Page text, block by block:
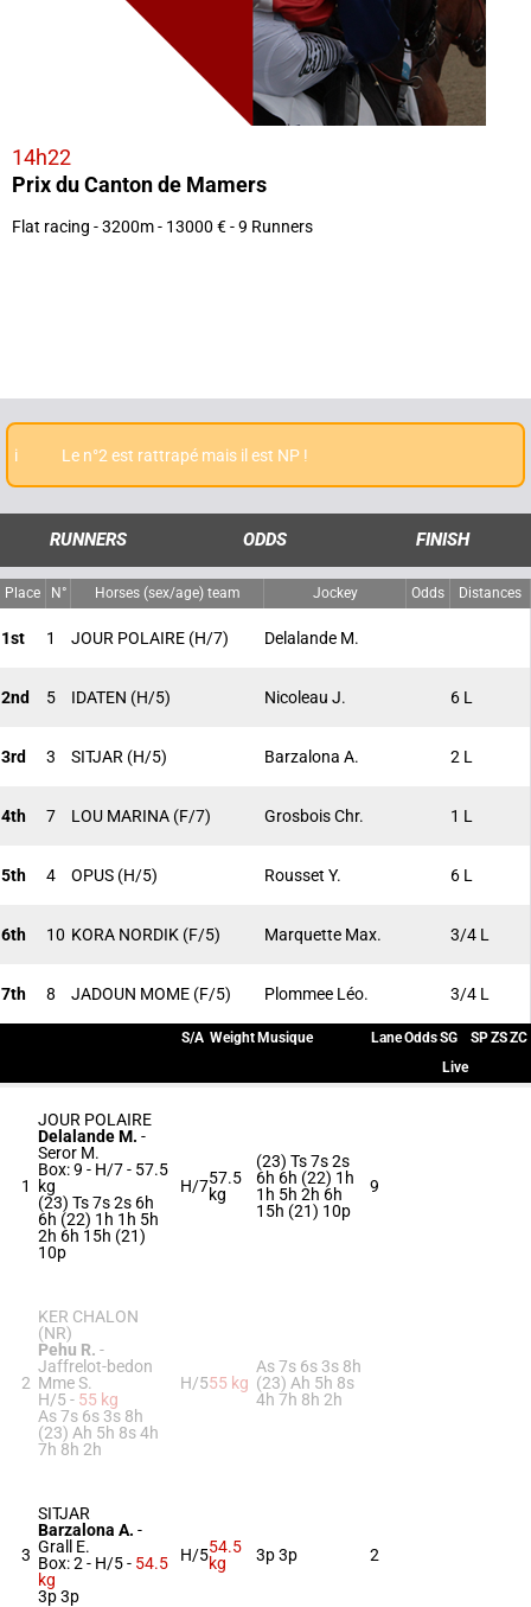
14h22
Prix du Canton de Mamers
Flat racing - 3200m - 13000 € - 9 Runners
i Le n°2 est rattrapé mais il est NP !
RUNNERS ODDS FINISH
Place N° Horses (sex/age) team Jockey Odds Distances
1st 1 JOUR POLAIRE (H/7) Delalande M.
2nd 5 IDATEN (H/5) Nicoleau J. 6 L
3rd 3 SITJAR (H/5) Barzalona A. 2 L
4th 7 LOU MARINA (F/7) Grosbois Chr. 1 L
5th 4 OPUS (H/5) Rousset Y. 6 L
6th 10 KORA NORDIK (F/5) Marquette Max. 3/4 L
7th 8 JADOUN MOME (F/5) Plommee Léo. 3/4 L
S/A Weight Musique LaneOddsSG SPZSZC
Live
1
JOUR POLAIRE
Delalande M. -
Seror M.
Box: 9 - H/7 - 57.5
kg
(23) Ts 7s 2s 6h
6h (22) 1h 1h 5h
2h 6h 15h (21)
10p
H/757.5
kg
(23) Ts 7s 2s
6h 6h (22) 1h
1h 5h 2h 6h
15h (21) 10p
9
2
KER CHALON
(NR)
Pehu R. -
Jaffrelot-bedon
Mme S.
H/5 - 55 kg
As 7s 6s 3s 8h
(23) Ah 5h 8s 4h
7h 8h 2h
H/555 kg
As 7s 6s 3s 8h
(23) Ah 5h 8s
4h 7h 8h 2h
3
SITJAR
Barzalona A. -
Grall E.
Box: 2 - H/5 - 54.5
kg
3p 3p
H/554.5
kg
3p 3p 2